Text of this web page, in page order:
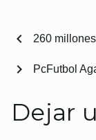
chevron_left 260
PcFutbol
chevron_right
Dejar